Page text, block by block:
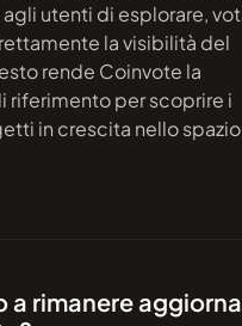
utenti di esplorare,
la visibilità del
rende Coinvote la
riferimento per scoprire i
in crescita nello spazio
a rimanere